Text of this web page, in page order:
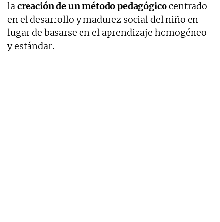
lacreación de un método pedagógicocentrado
en el desarrollo y madurez social del niño en
lugar de basarse en el aprendizaje homogéneo
y estándar.